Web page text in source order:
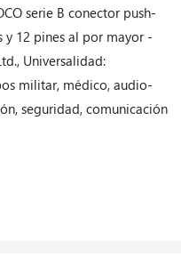
serie B conector push-
y 12 pines al por mayor -
Universalidad:
militar, médico, audio-
seguridad, comunicación